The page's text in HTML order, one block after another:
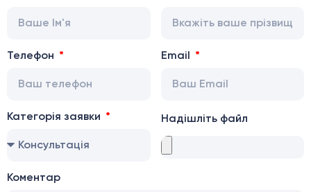
Телефон Email
Категорія заявки Надішліть файл
Коментар